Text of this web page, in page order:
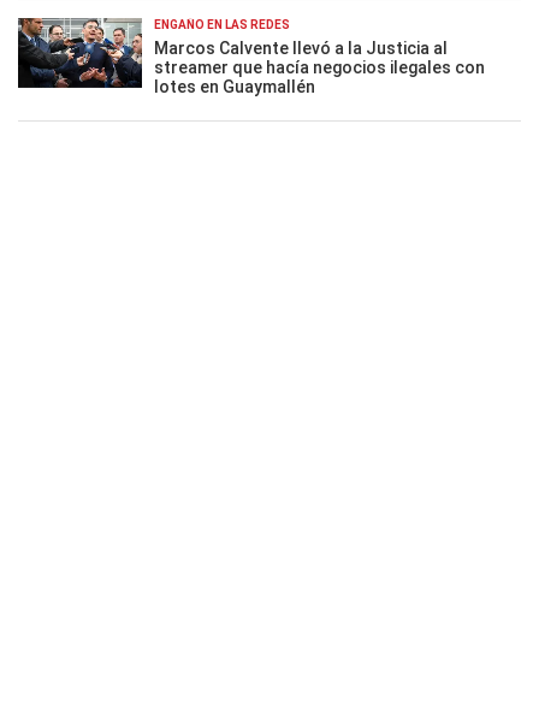
ENGAÑO EN LAS REDES
Marcos Calvente llevó a la Justicia al
streamer que hacía negocios ilegales con
lotes en Guaymallén